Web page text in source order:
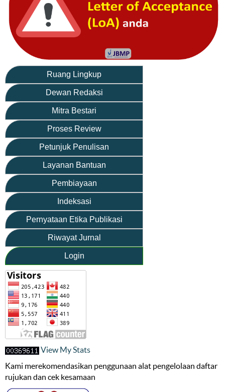
Ruang Lingkup
Dewan Redaksi
Mitra Bestari
Proses Review
Petunjuk Penulisan
Layanan Bantuan
Pembiayaan
Indeksasi
Pernyataan Etika Publikasi
Riwayat Jurnal
Login
View My Stats
Kami merekomendasikan penggunaan alat pengelolaan daftar
rujukan dan cek kesamaan